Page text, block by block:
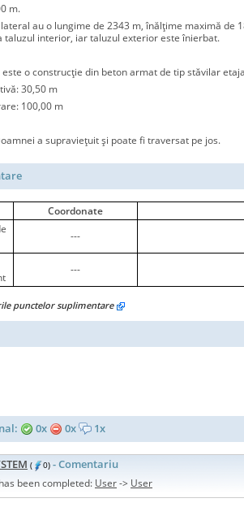
m.
au o lungime de 2343 m, înălţime maximă de
taluzul interior, iar taluzul exterior este înierbat.
o construcţie din beton armat de tip stăvilar
30,50 m
100,00 m
a supravieţuit şi poate fi traversat pe jos.
Coordonate
---
---
punctelor suplimentare
0x 0x 1x
( 0) - Comentariu
been completed: User-> User